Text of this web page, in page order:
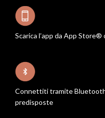
Scarica l’app da App
Connettiti tramite Bluetooth
predisposte